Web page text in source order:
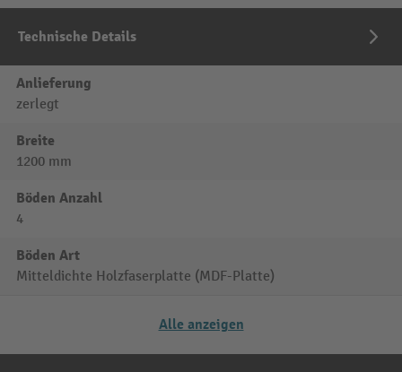
Technische Details
Anlieferung
zerlegt
Breite
1200 mm
Böden Anzahl
4
Böden Art
Mitteldichte Holzfaserplatte (MDF-Platte)
Alle anzeigen